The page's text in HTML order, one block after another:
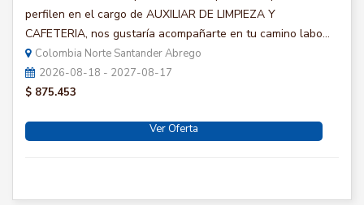
perfilen en el cargo de AUXILIAR DE LIMPIEZA Y
CAFETERIA, nos gustaría acompañarte en tu camino labo...
Colombia Norte Santander Abrego
2026-08-18 - 2027-08-17
$ 875.453
Ver Oferta